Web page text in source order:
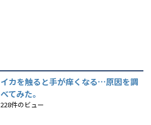
イカを触ると手が痒くなる…原因を調
べてみた。
228件のビュー